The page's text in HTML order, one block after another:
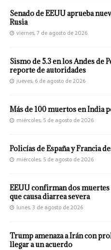
Senado de EEUU aprueba
Rusia
viernes, 7 de agosto de 2026
Sismo de 5.3 en los Andes de
reporte de autoridades
jueves, 6 de agosto de 2026
Más de 100 muertos en India
miércoles, 5 de agosto de 2026
Policías de España y Francia
miércoles, 5 de agosto de 2026
EEUU confirman dos
que causa diarrea severa
lunes, 3 de agosto de 2026
Trump amenaza a Irán con
llegar a un acuerdo